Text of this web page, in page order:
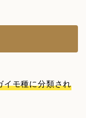
イモ種に分類され